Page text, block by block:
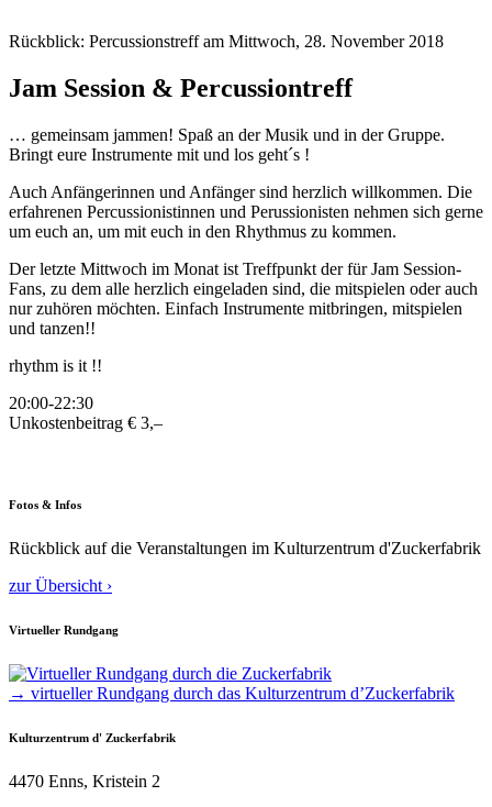
Rückblick: Percussionstreff am Mittwoch, 28. November 2018
Jam Session & Percussiontreff
… gemeinsam jammen! Spaß an der Musik und in der Gruppe.
Bringt eure Instrumente mit und los geht´s !
Auch Anfängerinnen und Anfänger sind herzlich willkommen. Die
erfahrenen Percussionistinnen und Perussionisten nehmen sich gerne
um euch an, um mit euch in den Rhythmus zu kommen.
Der letzte Mittwoch im Monat ist Treffpunkt der für Jam Session-
Fans, zu dem alle herzlich eingeladen sind, die mitspielen oder auch
nur zuhören möchten. Einfach Instrumente mitbringen, mitspielen
und tanzen!!
rhythm is it !!
20:00-22:30
Unkostenbeitrag € 3,–
Fotos & Infos
Rückblick auf die Veranstaltungen im Kulturzentrum d'Zuckerfabrik
zur Übersicht ›
Virtueller Rundgang
→ virtueller Rundgang durch das Kulturzentrum d’Zuckerfabrik
Kulturzentrum d' Zuckerfabrik
4470 Enns, Kristein 2